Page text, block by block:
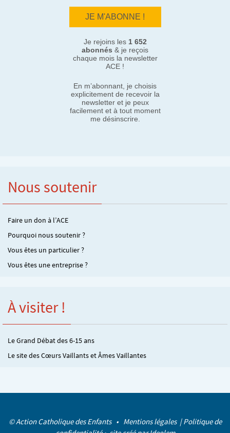
Je rejoins les 1 652
abonnés & je reçois
chaque mois la newsletter
ACE !
En m’abonnant, je choisis
explicitement de recevoir la
newsletter et je peux
facilement et à tout moment
me désinscrire.
Nous soutenir
Faire un don à l’ACE
Pourquoi nous soutenir ?
Vous êtes un particulier ?
Vous êtes une entreprise ?
À visiter !
Le Grand Débat des 6-15 ans
Le site des Cœurs Vaillants et Âmes Vaillantes
© Action Catholique des Enfants • Mentions légales |Politique de